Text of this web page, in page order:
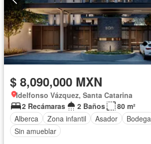
$ 8,090,000 MXN
Idelfonso Vázquez, Santa Catarina
2 Recámaras
2 Baños
80 m²
Alberca
Zona infantil Asador Bodega
Sin amueblar